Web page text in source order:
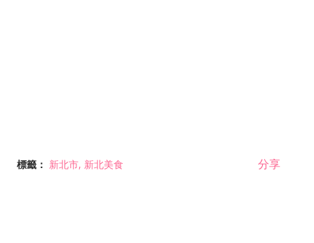
標籤： 新北市 新北美食 分享